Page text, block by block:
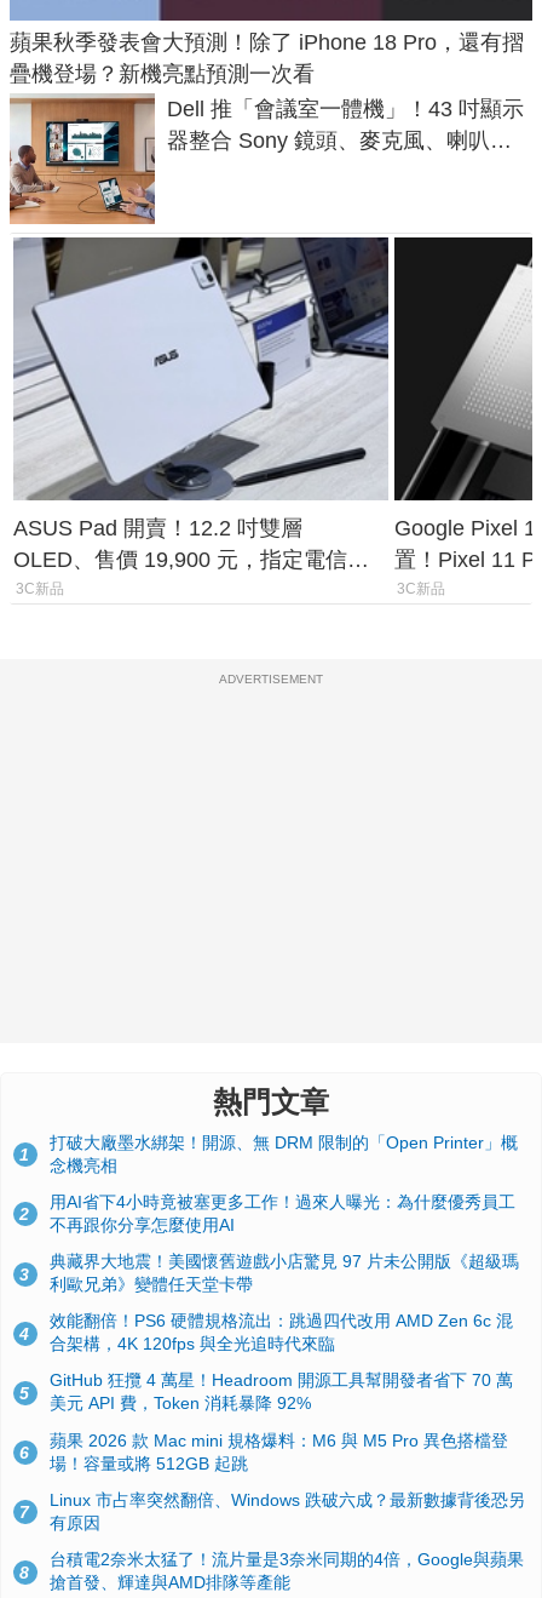
蘋果秋季發表會大預測！除了 iPhone 18 Pro，還有摺
疊機登場？新機亮點預測一次看
Dell 推「會議室一體機」！43 吋顯示
器整合 Sony 鏡頭、麥克風、喇叭，
ASUS Pad 開賣！12.2 吋雙層
OLED、售價 19,900 元，指定電信資
費最低 0 元入手
3C新品
Google Pixel
置！Pixel 11
1.6%
3C新品
ADVERTISEMENT
熱門文章
1
打破大廠墨水綁架！開源、無 DRM 限制的「Open Printer」概
念機亮相
2
用AI省下4小時竟被塞更多工作！過來人曝光：為什麼優秀員工
不再跟你分享怎麼使用AI
3
典藏界大地震！美國懷舊遊戲小店驚見 97 片未公開版《超級瑪
利歐兄弟》變體任天堂卡帶
4
效能翻倍！PS6 硬體規格流出：跳過四代改用 AMD Zen 6c 混
合架構，4K 120fps 與全光追時代來臨
5
GitHub 狂攬 4 萬星！Headroom 開源工具幫開發者省下 70 萬
美元 API 費，Token 消耗暴降 92%
6
蘋果 2026 款 Mac mini 規格爆料：M6 與 M5 Pro 異色搭檔登
場！容量或將 512GB 起跳
7
Linux 市占率突然翻倍、Windows 跌破六成？最新數據背後恐另
有原因
8
台積電2奈米太猛了！流片量是3奈米同期的4倍，Google與蘋果
搶首發、輝達與AMD排隊等產能